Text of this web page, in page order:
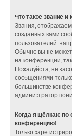
Что такое звание и
Звания,
созданных вами
пользователей:
Обычно вы не
на конференции,
Пожалуйста, не
сообщениями
большинстве
администратор
Когда я щёлкаю по
конференцию!
Только